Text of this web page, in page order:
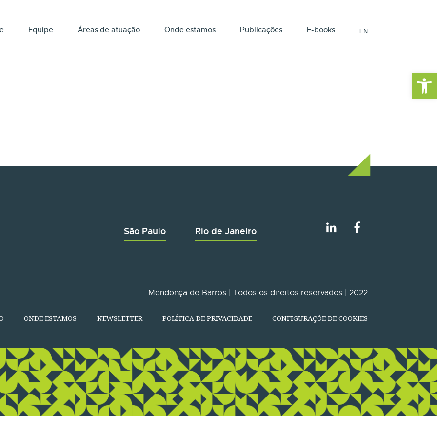
Barra de
Equipe Áreas de atuação Onde estamos Publicações E-books EN
São Paulo Rio de Janeiro
Mendonça de Barros | Todos os direitos reservados | 2022
ONDE ESTAMOS NEWSLETTER POLÍTICA DE PRIVACIDADE CONFIGURAÇÕE DE COOKIES